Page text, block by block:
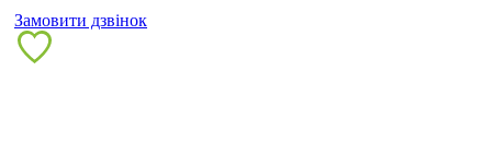
Замовити дзвінок